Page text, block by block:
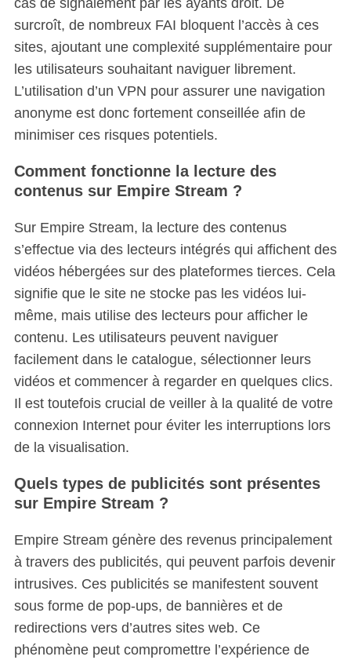
surcroît, de nombreux FAI bloquent l’accès à ces
sites, ajoutant une complexité supplémentaire pour
les utilisateurs souhaitant naviguer librement.
L’utilisation d’un VPN pour assurer une navigation
anonyme est donc fortement conseillée afin de
minimiser ces risques potentiels.
Comment fonctionne la lecture des
contenus sur Empire Stream ?
Sur Empire Stream, la lecture des contenus
s’effectue via des lecteurs intégrés qui affichent des
vidéos hébergées sur des plateformes tierces. Cela
signifie que le site ne stocke pas les vidéos lui-
même, mais utilise des lecteurs pour afficher le
contenu. Les utilisateurs peuvent naviguer
facilement dans le catalogue, sélectionner leurs
vidéos et commencer à regarder en quelques clics.
Il est toutefois crucial de veiller à la qualité de votre
connexion Internet pour éviter les interruptions lors
de la visualisation.
Quels types de publicités sont présentes
sur Empire Stream ?
Empire Stream génère des revenus principalement
à travers des publicités, qui peuvent parfois devenir
intrusives. Ces publicités se manifestent souvent
sous forme de pop-ups, de bannières et de
redirections vers d’autres sites web. Ce
phénomène peut compromettre l’expérience de